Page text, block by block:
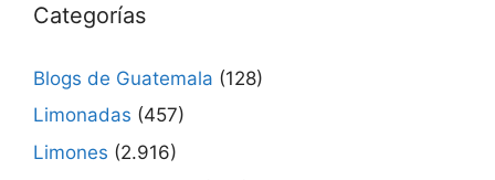
Categorías
Blogs de Guatemala (128)
Limonadas (457)
Limones (2.916)